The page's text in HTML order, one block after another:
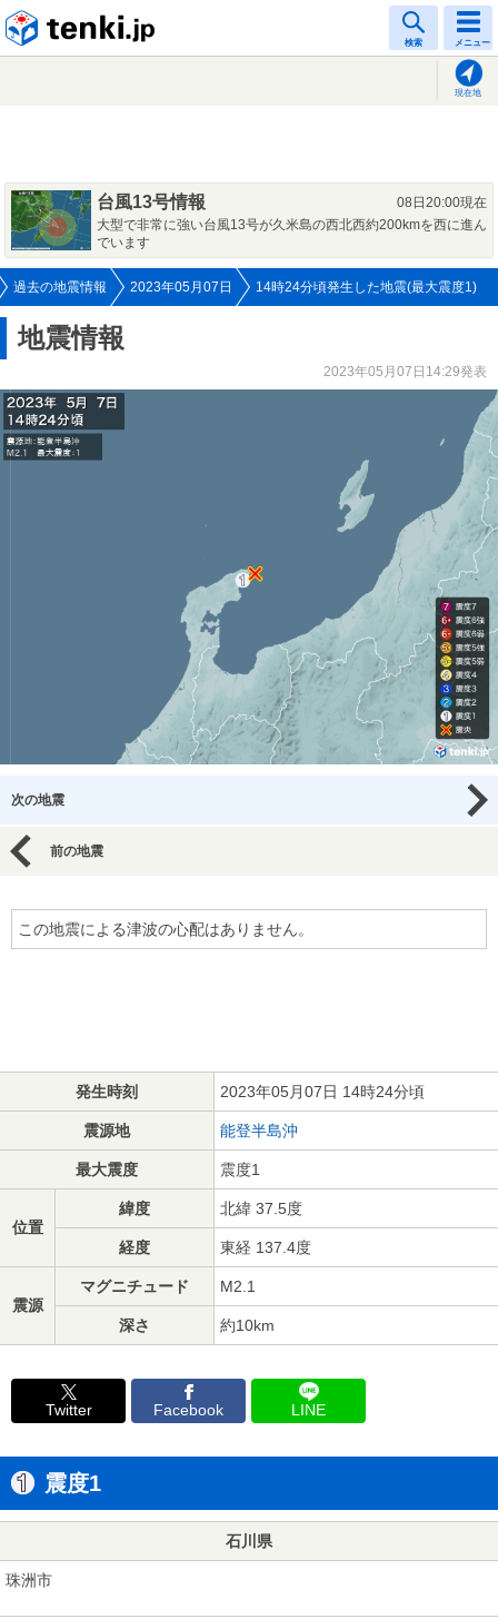
検索 メニュー
現在地
台風13号情報
08日20:00現在
大型で非常に強い台風13号が久米島の西北西約200kmを西に進ん
でいます
過去の地震情報 2023年05月07日 14時24分頃発生した地震(最大震度1)
地震情報
2023年05月07日14:29発表
次の地震
前の地震
この地震による津波の心配はありません。
発生時刻 2023年05月07日 14時24分頃
震源地 能登半島沖
最大震度 震度1
位置
緯度 北緯 37.5度
経度 東経 137.4度
震源
マグニチュード M2.1
深さ 約10km
Twitter Facebook LINE
震度1
石川県
珠洲市